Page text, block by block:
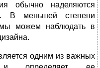
обычно наделяются
В меньшей степени
мы можем наблюдать в
одним из важных